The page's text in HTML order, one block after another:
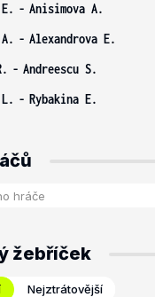
- Anisimova A.
- Alexandrova E.
- Andreescu S.
L. - Rybakina E.
žebříček
Nejztrátovější